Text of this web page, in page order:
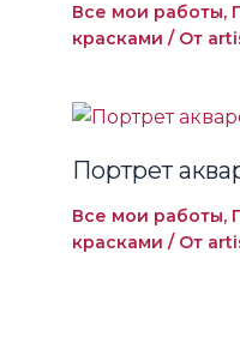
Все мои работы,
красками / От
Портрет
Все мои работы,
красками / От